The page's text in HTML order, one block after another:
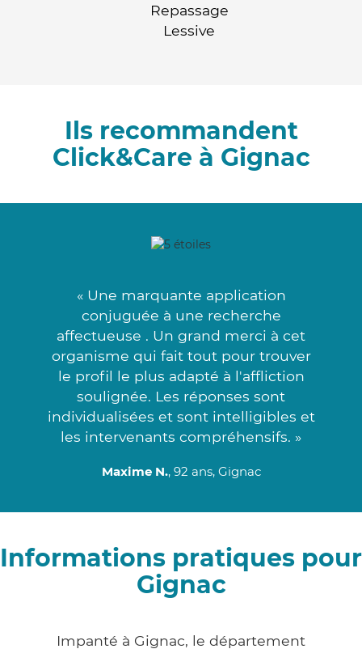
Repassage
Lessive
Ils recommandent
Click&Care à Gignac
« Une marquante application
conjuguée à une recherche
affectueuse . Un grand merci à cet
organisme qui fait tout pour trouver
le profil le plus adapté à l'affliction
soulignée. Les réponses sont
individualisées et sont intelligibles et
les intervenants compréhensifs. »
Maxime N., 92 ans, Gignac
Informations pratiques pour
Gignac
Impanté à Gignac, le département